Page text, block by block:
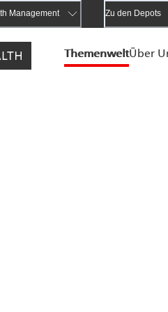
Management Zu den Depots
ThemenweltÜber